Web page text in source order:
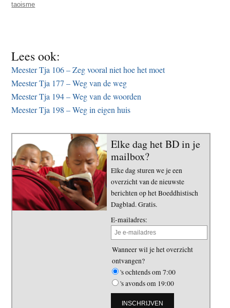
taoisme
Lees ook:
Meester Tja 106 – Zeg vooral niet hoe het moet
Meester Tja 177 – Weg van de weg
Meester Tja 194 – Weg van de woorden
Meester Tja 198 – Weg in eigen huis
Elke dag het BD in je
mailbox?
Elke dag sturen we je een
overzicht van de nieuwste
berichten op het Boeddhistisch
Dagblad. Gratis.
E-mailadres:
Wanneer wil je het overzicht
ontvangen?
's ochtends om 7:00
's avonds om 19:00